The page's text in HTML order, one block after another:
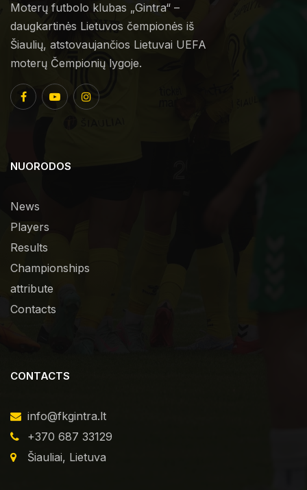
Moterų futbolo klubas „Gintra“ –
daugkartinės Lietuvos čempionės iš
Šiaulių, atstovaujančios Lietuvai UEFA
moterų Čempionių lygoje.
NUORODOS
News
Players
Results
Championships
attribute
Contacts
CONTACTS
info@fkgintra.lt
+370 687 33129
Šiauliai, Lietuva